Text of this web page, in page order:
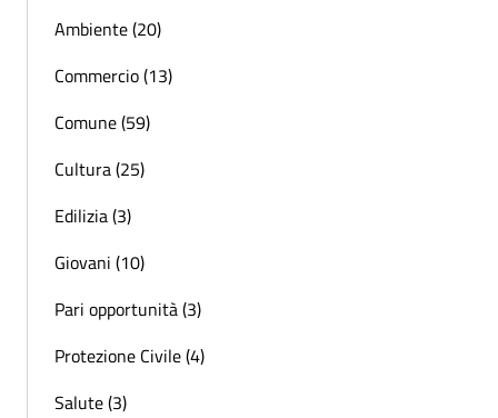
Ambiente (20)
Commercio (13)
Comune (59)
Cultura (25)
Edilizia (3)
Giovani (10)
Pari opportunità (3)
Protezione Civile (4)
Salute (3)